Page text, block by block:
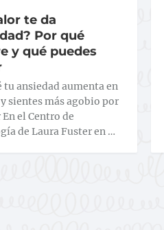
te da
Por qué
y qué puedes
tu ansiedad aumenta en
sientes más agobio por
el Centro de
de Laura Fuster en …